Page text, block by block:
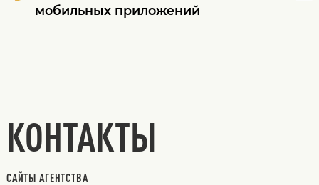
мобильных приложений
КОНТАКТЫ
САЙТЫ АГЕНТСТВА